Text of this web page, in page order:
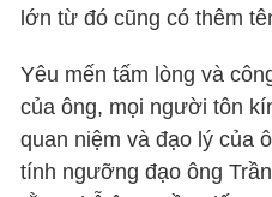
lớn từ đó cũng có thêm
Yêu mến tấm lòng và
của ông, mọi người tôn
quan niệm và đạo lý của
tính ngưỡng đạo ông